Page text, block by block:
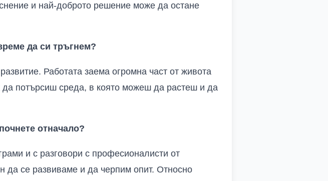
и най-доброто решение може да остане
да си тръгнем?
Работата заема огромна част от живота
да потърсиш среда, в която можеш да растеш и да
отначало?
и с разговори с професионалисти от
да се развиваме и да черпим опит. Относно